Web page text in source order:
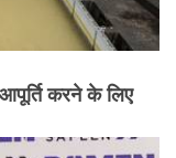
करने के लिए